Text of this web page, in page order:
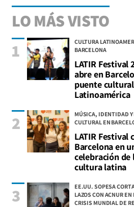
LO MÁS VISTO
CULTURA
BARCELONA
LATIR Festival
abre en
puente
Latinoamérica
1
MÚSICA, IDENTIDAD Y
CULTURAL EN
LATIR Festival
Barcelona en
celebración de
cultura latina
2
EE.UU. SOPESA
LAZOS CON ACNUR EN
CRISIS MUNDIAL DE
3